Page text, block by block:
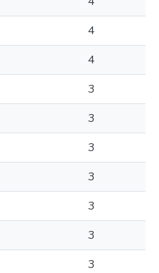
4
4
3
3
3
3
3
3
3